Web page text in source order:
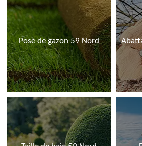
Pose de gazon 59 Nord